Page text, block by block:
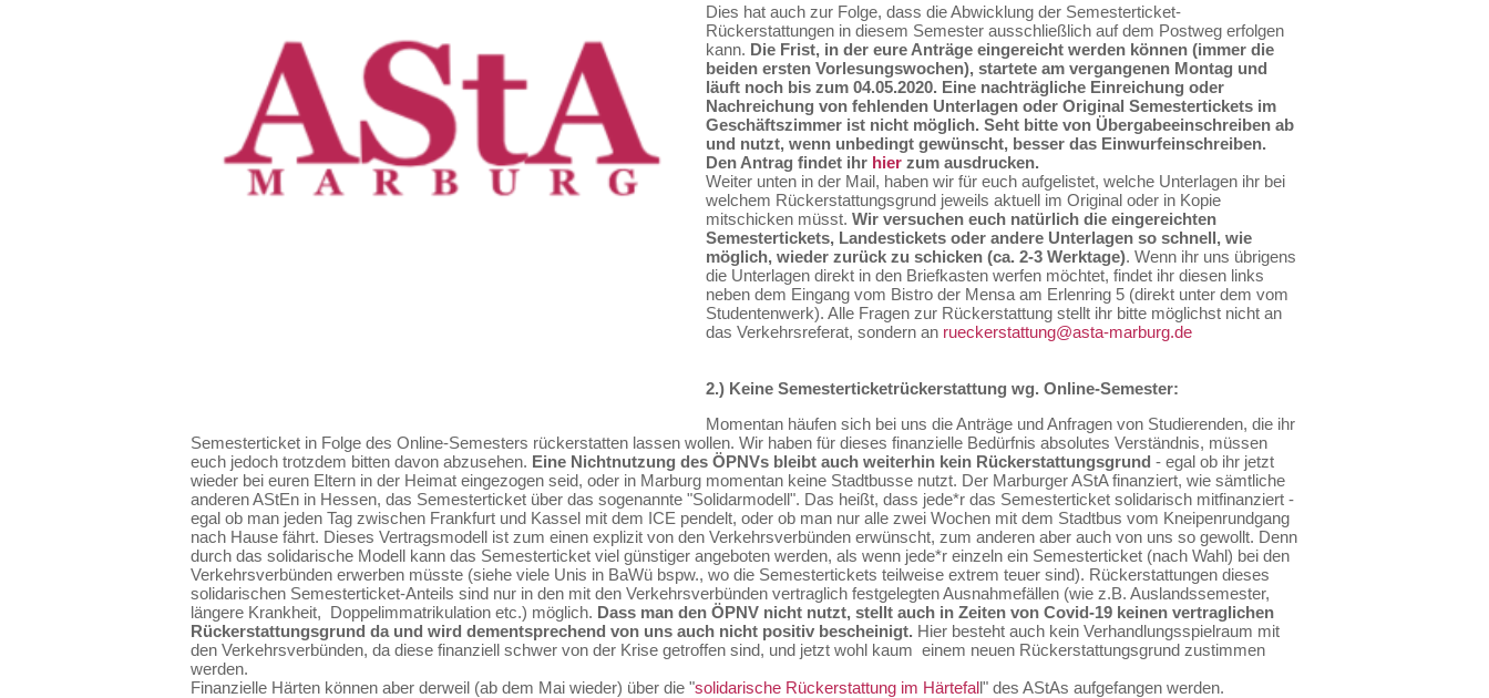
Dies hat auch zur Folge, dass die Abwicklung der Semesterticket-
Rückerstattungen in diesem Semester ausschließlich auf dem Postweg erfolgen
kann. Die Frist, in der eure Anträge eingereicht werden können (immer die
beiden ersten Vorlesungswochen), startete am vergangenen Montag und
läuft noch bis zum 04.05.2020. Eine nachträgliche Einreichung oder
Nachreichung von fehlenden Unterlagen oder Original Semestertickets im
Geschäftszimmer ist nicht möglich. Seht bitte von Übergabeeinschreiben ab
und nutzt, wenn unbedingt gewünscht, besser das Einwurfeinschreiben.
Den Antrag findet ihr hier zum ausdrucken.
Weiter unten in der Mail, haben wir für euch aufgelistet, welche Unterlagen ihr bei
welchem Rückerstattungsgrund jeweils aktuell im Original oder in Kopie
mitschicken müsst. Wir versuchen euch natürlich die eingereichten
Semestertickets, Landestickets oder andere Unterlagen so schnell, wie
möglich, wieder zurück zu schicken (ca. 2-3 Werktage). Wenn ihr uns übrigens
die Unterlagen direkt in den Briefkasten werfen möchtet, findet ihr diesen links
neben dem Eingang vom Bistro der Mensa am Erlenring 5 (direkt unter dem vom
Studentenwerk). Alle Fragen zur Rückerstattung stellt ihr bitte möglichst nicht an
das Verkehrsreferat, sondern an rueckerstattung@asta-marburg.de
2.) Keine Semesterticketrückerstattung wg. Online-Semester:
Momentan häufen sich bei uns die Anträge und Anfragen von Studierenden, die ihr
Semesterticket in Folge des Online-Semesters rückerstatten lassen wollen. Wir haben für dieses finanzielle Bedürfnis absolutes Verständnis, müssen
euch jedoch trotzdem bitten davon abzusehen. Eine Nichtnutzung des ÖPNVs bleibt auch weiterhin kein Rückerstattungsgrund - egal ob ihr jetzt
wieder bei euren Eltern in der Heimat eingezogen seid, oder in Marburg momentan keine Stadtbusse nutzt. Der Marburger AStA finanziert, wie sämtliche
anderen AStEn in Hessen, das Semesterticket über das sogenannte "Solidarmodell". Das heißt, dass jede*r das Semesterticket solidarisch mitfinanziert -
egal ob man jeden Tag zwischen Frankfurt und Kassel mit dem ICE pendelt, oder ob man nur alle zwei Wochen mit dem Stadtbus vom Kneipenrundgang
nach Hause fährt. Dieses Vertragsmodell ist zum einen explizit von den Verkehrsverbünden erwünscht, zum anderen aber auch von uns so gewollt. Denn
durch das solidarische Modell kann das Semesterticket viel günstiger angeboten werden, als wenn jede*r einzeln ein Semesterticket (nach Wahl) bei den
Verkehrsverbünden erwerben müsste (siehe viele Unis in BaWü bspw., wo die Semestertickets teilweise extrem teuer sind). Rückerstattungen dieses
solidarischen Semesterticket-Anteils sind nur in den mit den Verkehrsverbünden vertraglich festgelegten Ausnahmefällen (wie z.B. Auslandssemester,
längere Krankheit, Doppelimmatrikulation etc.) möglich. Dass man den ÖPNV nicht nutzt, stellt auch in Zeiten von Covid-19 keinen vertraglichen
Rückerstattungsgrund da und wird dementsprechend von uns auch nicht positiv bescheinigt. Hier besteht auch kein Verhandlungsspielraum mit
den Verkehrsverbünden, da diese finanziell schwer von der Krise getroffen sind, und jetzt wohl kaum einem neuen Rückerstattungsgrund zustimmen
werden.
Finanzielle Härten können aber derweil (ab dem Mai wieder) über die "solidarische Rückerstattung im Härtefall" des AStAs aufgefangen werden.